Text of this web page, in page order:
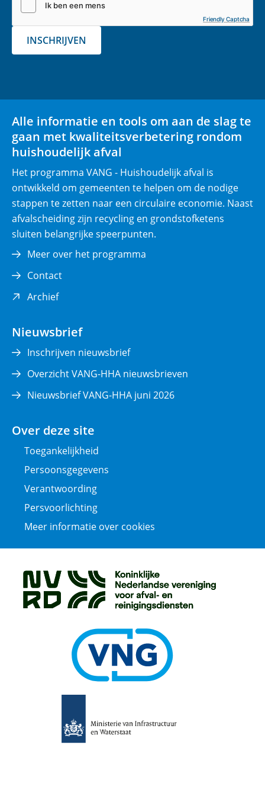
v
c
h
t
)
Friendly Captcha
INSCHRIJVEN
Alle informatie en tools om aan de slag te
gaan met kwaliteitsverbetering rondom
huishoudelijk afval
Het programma VANG - Huishoudelijk afval is
ontwikkeld om gemeenten te helpen om de nodige
stappen te zetten naar een circulaire economie. Naast
afvalscheiding zijn recycling en grondstofketens
sluiten belangrijke speerpunten.
Meer over het programma
Contact
Archief(opent
nieuw
Nieuwsbrief
Inschrijven nieuwsbrief
Overzicht VANG-HHA nieuwsbrieven
Nieuwsbrief VANG-HHA juni 2026
Over deze site
Toegankelijkheid
Persoonsgegevens
Verantwoording
Persvoorlichting
Meer informatie over cookies